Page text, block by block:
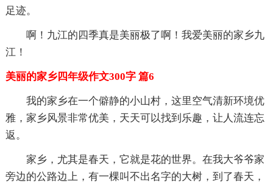
足迹。
啊！九江的四季真是美丽极了啊！我爱美丽的家乡九
江！
美丽的家乡四年级作文300字 篇6
我的家乡在一个僻静的小山村，这里空气清新环境优
雅，家乡风景非常优美，天天可以找到乐趣，让人流连忘
返。
家乡，尤其是春天，它就是花的世界。在我大爷爷家
旁边的公路边上，有一棵叫不出名字的大树，到了春天，